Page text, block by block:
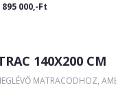
895 000,-Ft
140X200 CM
MATRACODHOZ,